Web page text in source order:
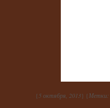
{ 5 октября, 2013} {Метки: